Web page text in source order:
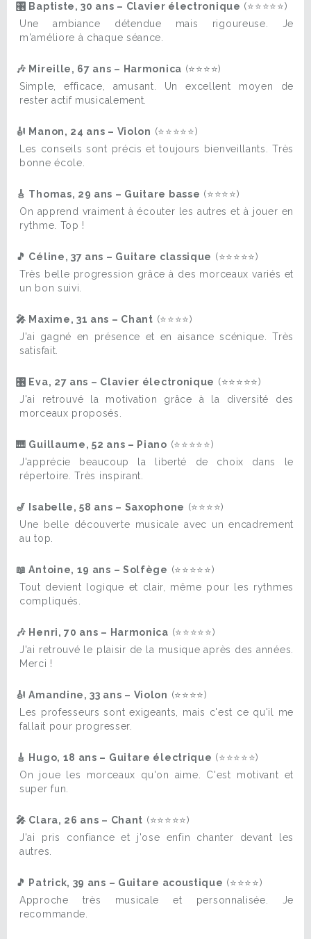
🎛️ Baptiste, 30 ans – Clavier électronique (⭐⭐⭐⭐⭐)
Une ambiance détendue mais rigoureuse. Je
m'améliore à chaque séance.
🎶 Mireille, 67 ans – Harmonica (⭐⭐⭐⭐)
Simple, efficace, amusant. Un excellent moyen de
rester actif musicalement.
🎻 Manon, 24 ans – Violon (⭐⭐⭐⭐⭐)
Les conseils sont précis et toujours bienveillants. Très
bonne école.
🎸 Thomas, 29 ans – Guitare basse (⭐⭐⭐⭐)
On apprend vraiment à écouter les autres et à jouer en
rythme. Top !
🎵 Céline, 37 ans – Guitare classique (⭐⭐⭐⭐⭐)
Très belle progression grâce à des morceaux variés et
un bon suivi.
🎤 Maxime, 31 ans – Chant (⭐⭐⭐⭐)
J'ai gagné en présence et en aisance scénique. Très
satisfait.
🎛️ Eva, 27 ans – Clavier électronique (⭐⭐⭐⭐⭐)
J'ai retrouvé la motivation grâce à la diversité des
morceaux proposés.
🎹 Guillaume, 52 ans – Piano (⭐⭐⭐⭐⭐)
J'apprécie beaucoup la liberté de choix dans le
répertoire. Très inspirant.
🎷 Isabelle, 58 ans – Saxophone (⭐⭐⭐⭐)
Une belle découverte musicale avec un encadrement
au top.
📖 Antoine, 19 ans – Solfège (⭐⭐⭐⭐⭐)
Tout devient logique et clair, même pour les rythmes
compliqués.
🎶 Henri, 70 ans – Harmonica (⭐⭐⭐⭐⭐)
J'ai retrouvé le plaisir de la musique après des années.
Merci !
🎻 Amandine, 33 ans – Violon (⭐⭐⭐⭐)
Les professeurs sont exigeants, mais c'est ce qu'il me
fallait pour progresser.
🎸 Hugo, 18 ans – Guitare électrique (⭐⭐⭐⭐⭐)
On joue les morceaux qu'on aime. C'est motivant et
super fun.
🎤 Clara, 26 ans – Chant (⭐⭐⭐⭐⭐)
J'ai pris confiance et j'ose enfin chanter devant les
autres.
🎵 Patrick, 39 ans – Guitare acoustique (⭐⭐⭐⭐)
Approche très musicale et personnalisée. Je
recommande.